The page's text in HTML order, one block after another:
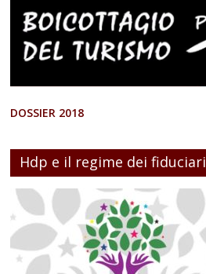
DOSSIER 2018
Hdp e il regime dei fiduciari